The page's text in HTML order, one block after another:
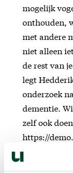
mogelijk
onthouden,
met andere
niet alleen
de rest van
legt
onderzoek
dementie.
zelf ook
https://